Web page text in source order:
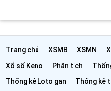
Thống kê tần suất cặp loto
Tin Xổ số
Copyright © 2007 - 2026
Chủ sở hữu: Công ty CP Ứng dụng